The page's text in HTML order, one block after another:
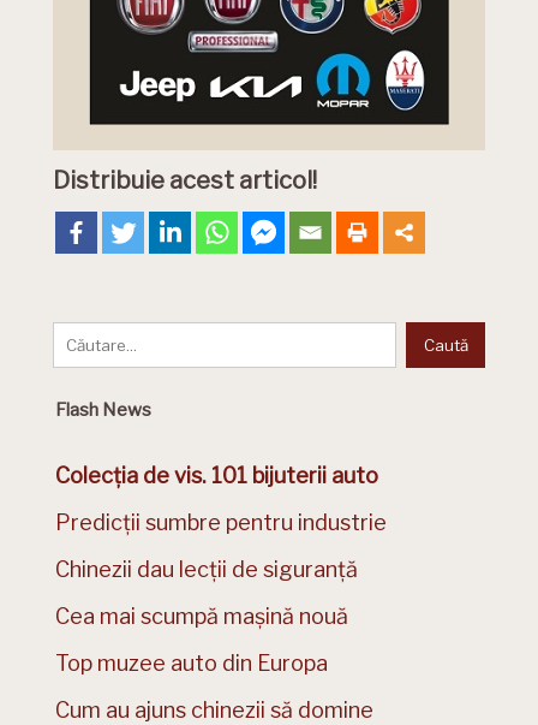
Distribuie acest articol!
Flash News
Colecția de vis. 101 bijuterii auto
Predicții sumbre pentru industrie
Chinezii dau lecții de siguranță
Cea mai scumpă mașină nouă
Top muzee auto din Europa
Cum au ajuns chinezii să domine